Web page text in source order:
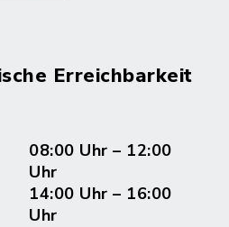
Erreichbarkeit
08:00 Uhr – 12:00
Uhr
14:00 Uhr – 16:00
Uhr